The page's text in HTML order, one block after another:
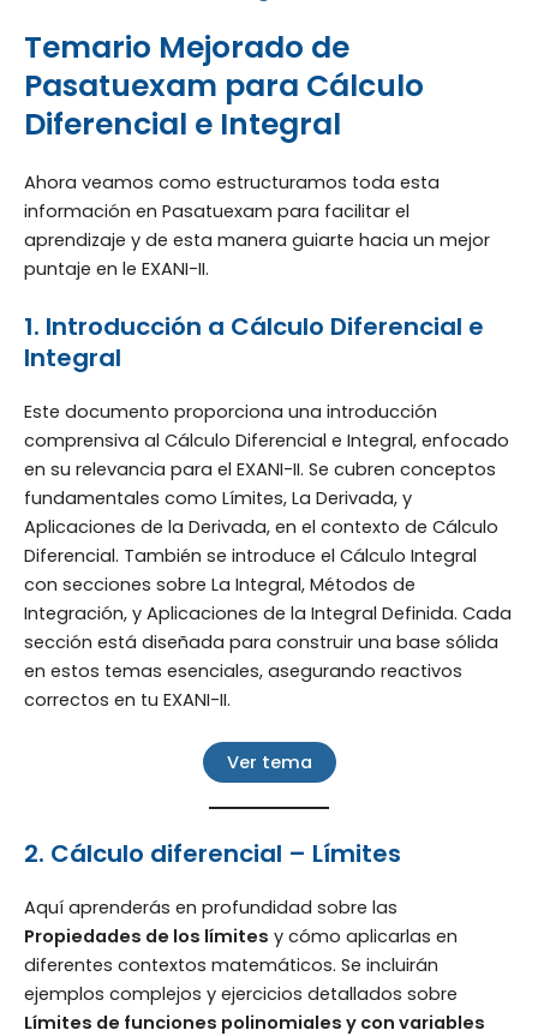
Temario Mejorado de
Pasatuexam para Cálculo
Diferencial e Integral
Ahora veamos como estructuramos toda esta
información en Pasatuexam para facilitar el
aprendizaje y de esta manera guiarte hacia un mejor
puntaje en le EXANI-II.
1. Introducción a Cálculo Diferencial e
Integral
Este documento proporciona una introducción
comprensiva al Cálculo Diferencial e Integral, enfocado
en su relevancia para el EXANI-II. Se cubren conceptos
fundamentales como Límites, La Derivada, y
Aplicaciones de la Derivada, en el contexto de Cálculo
Diferencial. También se introduce el Cálculo Integral
con secciones sobre La Integral, Métodos de
Integración, y Aplicaciones de la Integral Definida. Cada
sección está diseñada para construir una base sólida
en estos temas esenciales, asegurando reactivos
correctos en tu EXANI-II.
Ver tema
2. Cálculo diferencial – Límites
Aquí aprenderás en profundidad sobre las
Propiedades de los límites y cómo aplicarlas en
diferentes contextos matemáticos. Se incluirán
ejemplos complejos y ejercicios detallados sobre
Límites de funciones polinomiales y con variables